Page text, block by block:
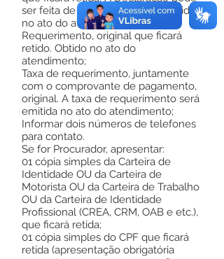
ser feita de próprio punho ou obtida
no ato do atendimento;
Requerimento, original que ficará
retido. Obtido no ato do
atendimento;
Taxa de requerimento, juntamente
com o comprovante de pagamento,
original. A taxa de requerimento será
emitida no ato do atendimento;
Informar dois números de telefones
para contato.
Se for Procurador, apresentar:
01 cópia simples da Carteira de
Identidade OU da Carteira de
Motorista OU da Carteira de Trabalho
OU da Carteira de Identidade
Profissional (CREA, CRM, OAB e etc.),
que ficará retida;
01 cópia simples do CPF que ficará
retida (apresentação obrigatória